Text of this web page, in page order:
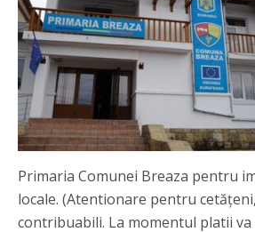
Primaria Comunei Breaza pentru
locale. (Atentionare pentru
contribuabili. La momentul platii va